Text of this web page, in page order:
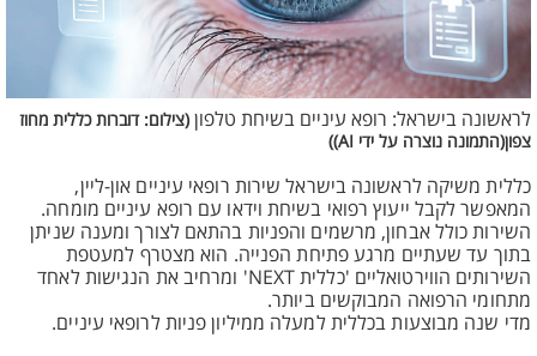
לראשונה בישראל: רופא עיניים בשיחת טלפון (צילום: דוברות כללית מחוז
צפון(התמונה נוצרה על ידי AI))
כללית משיקה לראשונה בישראל שירות רופאי עיניים און-ליין,
המאפשר לקבל ייעוץ רפואי בשיחת וידאו עם רופא עיניים מומחה.
השירות כולל אבחון, מרשמים והפניות בהתאם לצורך ומענה שניתן
בתוך עד שעתיים מרגע פתיחת הפנייה. הוא מצטרף למעטפת
השירותים הווירטואליים 'כללית NEXT' ומרחיב את הנגישות לאחד
מתחומי הרפואה המבוקשים ביותר.
מדי שנה מבוצעות בכללית למעלה ממיליון פניות לרופאי עיניים.